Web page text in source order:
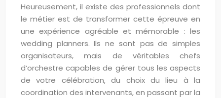
Heureusement, il existe des professionnels dont
le métier est de transformer cette épreuve en
une expérience agréable et mémorable : les
wedding planners. Ils ne sont pas de simples
organisateurs, mais de véritables chefs
d’orchestre capables de gérer tous les aspects
de votre célébration, du choix du lieu à la
coordination des intervenants, en passant par la